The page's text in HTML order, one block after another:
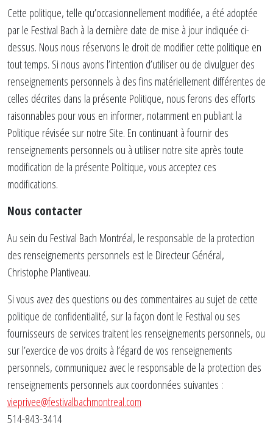
Cette politique, telle qu’occasionnellement modifiée, a été adoptée
par le Festival Bach à la dernière date de mise à jour indiquée ci-
dessus. Nous nous réservons le droit de modifier cette politique en
tout temps. Si nous avons l’intention d’utiliser ou de divulguer des
renseignements personnels à des fins matériellement différentes de
celles décrites dans la présente Politique, nous ferons des efforts
raisonnables pour vous en informer, notamment en publiant la
Politique révisée sur notre Site. En continuant à fournir des
renseignements personnels ou à utiliser notre site après toute
modification de la présente Politique, vous acceptez ces
modifications.
Nous contacter
Au sein du Festival Bach Montréal, le responsable de la protection
des renseignements personnels est le Directeur Général,
Christophe Plantiveau.
Si vous avez des questions ou des commentaires au sujet de cette
politique de confidentialité, sur la façon dont le Festival ou ses
fournisseurs de services traitent les renseignements personnels, ou
sur l’exercice de vos droits à l’égard de vos renseignements
personnels, communiquez avec le responsable de la protection des
renseignements personnels aux coordonnées suivantes :
vieprivee@festivalbachmontreal.com
514-843-3414